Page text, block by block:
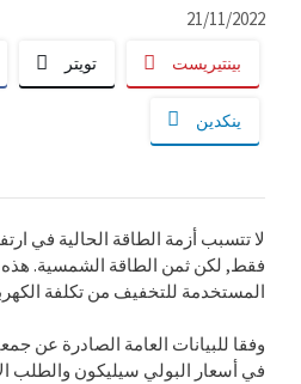
21/11/2022
تويتر بينتيريست
ينكدين
لا تتسبب أزمة الطاقة الحالية في
فقط, لكن ثمن الطاقة الشمسية. هذه
المستخدمة للتخفيف من تكلفة
وفقا للبيانات العامة الصادرة عن
في أسعار البولي سيليكون والطلب